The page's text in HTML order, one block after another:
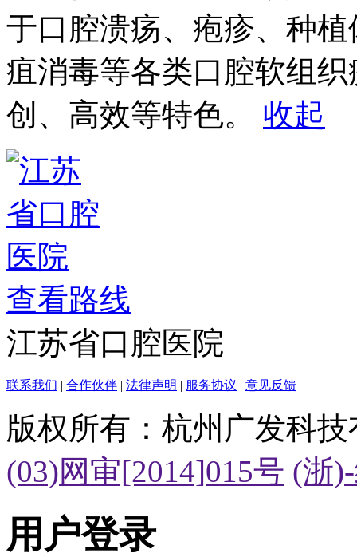
于口腔溃疡、疱疹、种
疽消毒等各类口腔软组
创、高效等特色。
收起
查看路线
江苏省口腔医院
联系我们 | 合作伙伴 | 法律声明 | 服务协议 | 意见反馈
版权所有：杭州广发科
(03)网审[2014]015号 (浙
用户登录